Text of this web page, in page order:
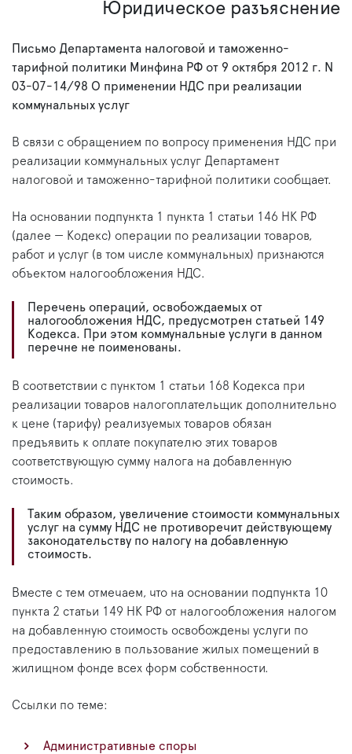
Юридическое разъяснение
Письмо Департамента налоговой и таможенно-
тарифной политики Минфина РФ от 9 октября 2012 г. N
03-07-14/98 О применении НДС при реализации
коммунальных услуг
В связи с обращением по вопросу применения НДС при
реализации коммунальных услуг Департамент
налоговой и таможенно-тарифной политики сообщает.
На основании подпункта 1 пункта 1 статьи 146 НК РФ
(далее — Кодекс) операции по реализации товаров,
работ и услуг (в том числе коммунальных) признаются
объектом налогообложения НДС.
Перечень операций, освобождаемых от
налогообложения НДС, предусмотрен статьей 149
Кодекса. При этом коммунальные услуги в данном
перечне не поименованы.
В соответствии с пунктом 1 статьи 168 Кодекса при
реализации товаров налогоплательщик дополнительно
к цене (тарифу) реализуемых товаров обязан
предъявить к оплате покупателю этих товаров
соответствующую сумму налога на добавленную
стоимость.
Таким образом, увеличение стоимости коммунальных
услуг на сумму НДС не противоречит действующему
законодательству по налогу на добавленную
стоимость.
Вместе с тем отмечаем, что на основании подпункта 10
пункта 2 статьи 149 НК РФ от налогообложения налогом
на добавленную стоимость освобождены услуги по
предоставлению в пользование жилых помещений в
жилищном фонде всех форм собственности.
Ссылки по теме:
Административные споры